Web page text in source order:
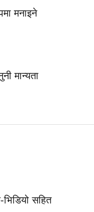
मनाइने
मान्यता
भिडियो सहित